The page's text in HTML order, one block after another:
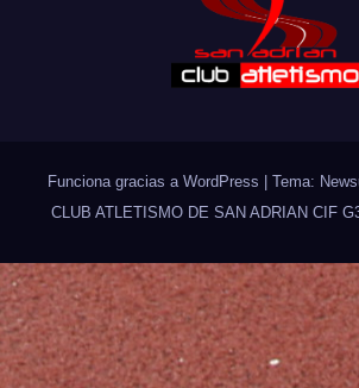
Funciona gracias a WordPress Tema:
CLUB ATLETISMO DE SAN ADRIAN CIF